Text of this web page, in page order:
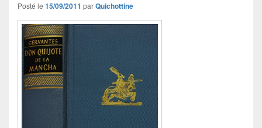
Posté le 15/09/2011 parQuichottine